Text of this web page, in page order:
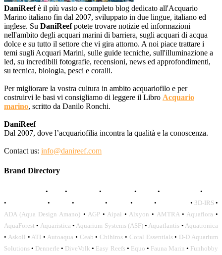
DaniReefè il più vasto e completo blog dedicato all'Acquario
Marino italiano fin dal 2007, sviluppato in due lingue, italiano ed
inglese. Su DaniReefpotete trovare notizie ed informazioni
nell'ambito degli acquari marini di barriera, sugli acquari di acqua
dolce e su tutto il settore che vi gira attorno. A noi piace trattare i
temi sugli Acquari Marini, sulle guide tecniche, sull'illuminazione a
led, su incredibili fotografie, recensioni, news ed approfondimenti,
su tecnica, biologia, pesci e coralli.
Per migliorare la vostra cultura in ambito acquariofilo e per
costruirvi le basi vi consigliamo di leggere il Libro Acquario
marino, scritto da Danilo Ronchi.
DaniReef
Dal 2007, dove l’acquariofilia incontra la qualità e la conoscenza.
Contact us: info@danireef.com
Brand Directory
• • • • • •
•
• • • • • • 3D-IRS •
ADA (Aqua Design Amano) • AGP• Aipai • Alxyon • AMTRA• Aquaflora •
AquaForest • Aquaristica • Aquarium Systems (ASF)• Aquatlantis • Aquatronica
• Askoll • ATI • Autoaqua • Ceab • Chihiros • Coral Essentials• D-D Aquarium
Solutions • Dennerle • DiveVolk • Easy Reefs• Equo • Fauna Marin • Funhobby